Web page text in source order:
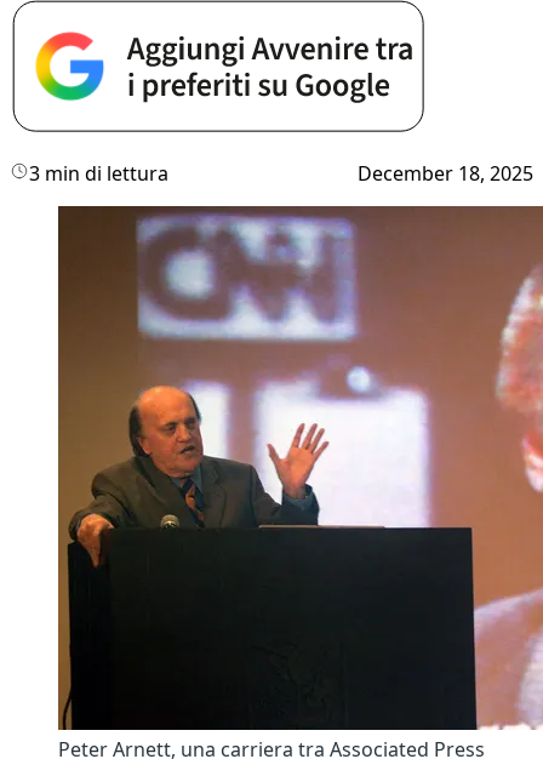
3 min di lettura December 18, 2025
Peter Arnett, una carriera tra Associated Press